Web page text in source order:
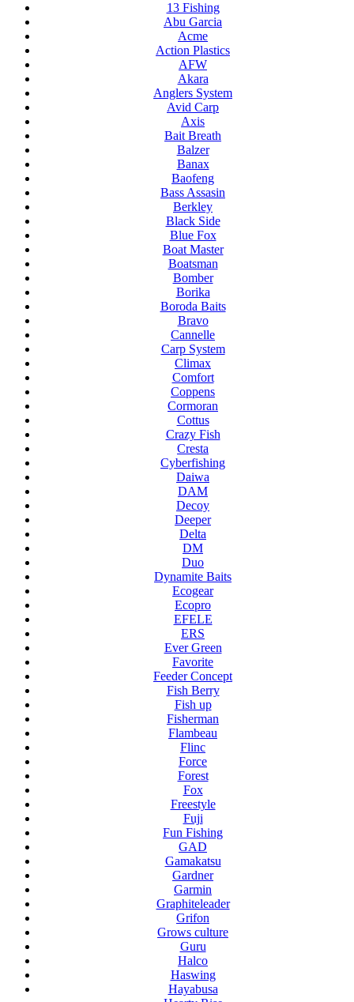
13 Fishing
Abu Garcia
Acme
Action Plastics
AFW
Akara
Anglers System
Avid Carp
Axis
Bait Breath
Balzer
Banax
Baofeng
Bass Assasin
Berkley
Black Side
Blue Fox
Boat Master
Boatsman
Bomber
Borika
Boroda Baits
Bravo
Cannelle
Carp System
Climax
Comfort
Coppens
Cormoran
Cottus
Crazy Fish
Cresta
Cyberfishing
Daiwa
DAM
Decoy
Deeper
Delta
DM
Duo
Dynamite Baits
Ecogear
Ecopro
EFELE
ERS
Ever Green
Favorite
Feeder Concept
Fish Berry
Fish up
Fisherman
Flambeau
Flinc
Force
Forest
Fox
Freestyle
Fuji
Fun Fishing
GAD
Gamakatsu
Gardner
Garmin
Graphiteleader
Grifon
Grows culture
Guru
Halco
Haswing
Hayabusa